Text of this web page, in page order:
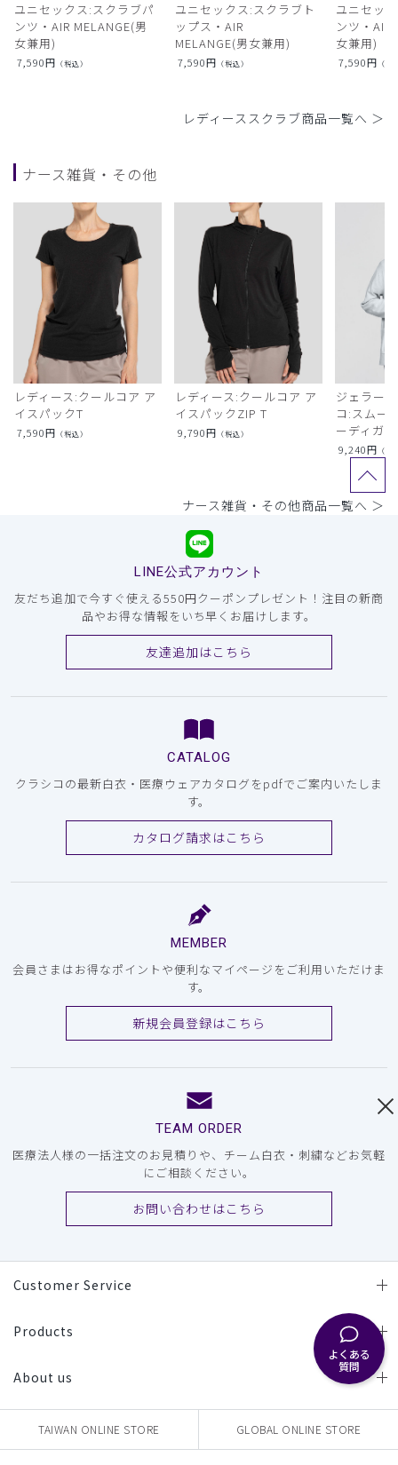
よくある
質問
ユニセックス:スクラブパ
ンツ・AIR MELANGE(男
女兼用)
7,590円 （税込）
ユニセックス:スクラブト
ップス・AIR
MELANGE(男女兼用)
7,590円 （税込）
ユニセッ
ンツ・AIR
女兼用)
7,590円 （税
レディーススクラブ商品一覧へ ＞
ナース雑貨・その他
レディース:クールコア ア
イスパックT
7,590円 （税込）
レディース:クールコア ア
イスパックZIP T
9,790円 （税込）
ジェラー
コ:スムー
ーディガン
9,240円 （税
ナース雑貨・その他商品一覧へ ＞
LINE公式アカウント
友だち追加で今すぐ使える550円クーポンプレゼント！注目の新商
品やお得な情報をいち早くお届けします。
友達追加はこちら
CATALOG
クラシコの最新白衣・医療ウェアカタログをpdfでご案内いたしま
す。
カタログ請求はこちら
MEMBER
会員さまはお得なポイントや便利なマイページをご利用いただけま
す。
新規会員登録はこちら
TEAM ORDER
医療法人様の一括注文のお見積りや、チーム白衣・刺繍などお気軽
にご相談ください。
お問い合わせはこちら
Customer Service
Products
About us
TAIWAN ONLINE STORE GLOBAL ONLINE STORE